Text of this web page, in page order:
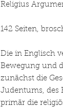
Religius
142 Seiten,
Die in Englisch
Bewegung und
zunächst die
Judentums, des
primär die